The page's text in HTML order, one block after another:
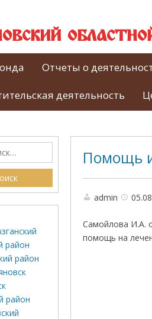
Отчеты о
деятельность
Помощь
admin
Самойлова И.А.
помощь на
район
район
район